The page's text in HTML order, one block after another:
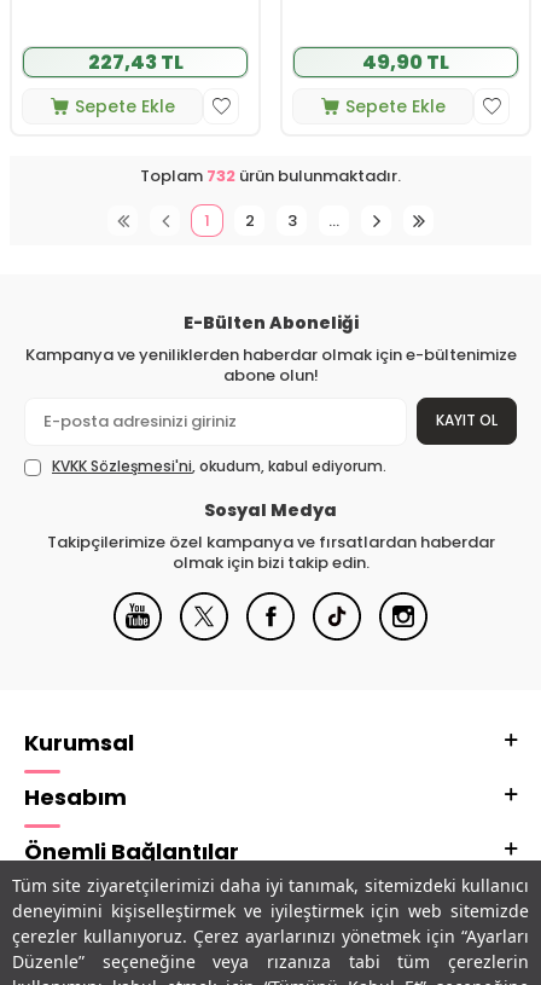
Tüm site ziyaretçilerimizi daha iyi tanımak, sitemizdeki kullanıcı
deneyimini kişiselleştirmek ve iyileştirmek için web sitemizde
çerezler kullanıyoruz. Çerez ayarlarınızı yönetmek için “Ayarları
Düzenle” seçeneğine veya rızanıza tabi tüm çerezlerin
227,43 TL
Sepete Ekle
49,90 TL
Sepete Ekle
Toplam 732 ürün bulunmaktadır.
1
2 3 …
E-Bülten Aboneliği
Kampanya ve yeniliklerden haberdar olmak için e-bültenimize
abone olun!
KAYIT OL
KVKK Sözleşmesi'ni, okudum, kabul ediyorum.
Sosyal Medya
Takipçilerimize özel kampanya ve fırsatlardan haberdar
olmak için bizi takip edin.
Kurumsal
Hesabım
Önemli Bağlantılar
Adres & İletişim
Uygulamalarımız